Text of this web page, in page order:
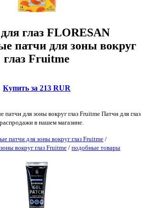
глаз FLORESAN
патчи для зоны вокруг
глаз Fruitme
Купить за 213 RUR
патчи для зоны вокруг глаз Fruitme Патчи для глаз
в нашем магазине.
патчи для зоны вокруг глаз Fruitme /
вокруг глаз Fruitme / подобные товары